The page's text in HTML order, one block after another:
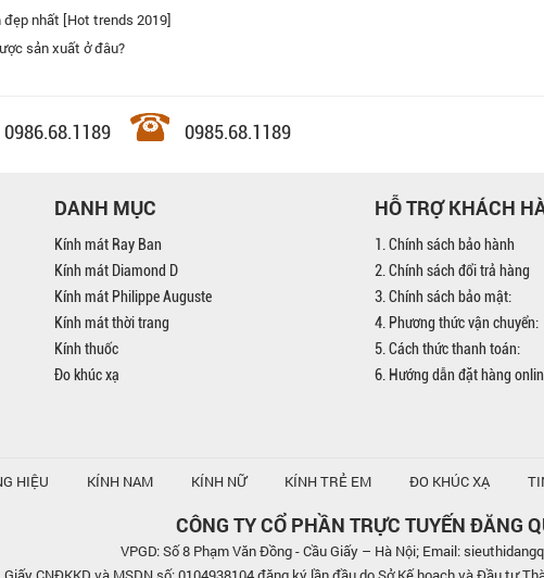
nhất [Hot trends 2019]
sản xuất ở đâu?
tưởng vào kính mắt ở hệ thống.
Hôm
Toàn,
0986.68.1189 0985.68.1189
DANH MỤC
Kính mát Ray Ban
Kính mát Diamond D
Kính mát Philippe Auguste
Kính mát thời trang
Kính thuốc
Đo khúc xạ
HỖ TRỢ KHÁCH
1. Chính sách bảo hành
2. Chính sách đổi trả hàng
3. Chính sách bảo mật:
4. Phương thức vận chuyển:
5. Cách thức thanh toán:
6. Hướng dẫn đặt hàng
HIỆU KÍNH NAM KÍNH NỮ KÍNH TRẺ EM ĐO KHÚC XẠ
CÔNG TY CỔ PHẦN TRỰC TUYẾN ĐĂNG
VPGD: Số 8 Phạm Văn Đồng - Cầu Giấy – Hà Nội; Email: